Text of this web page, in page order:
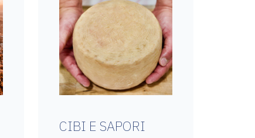
CIBI E SAPORI